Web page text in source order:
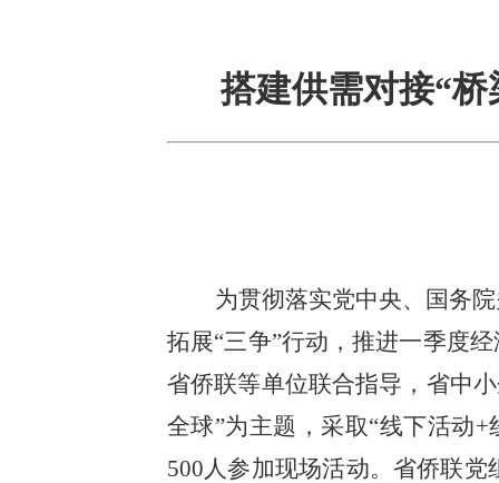
搭建供需对接“
为贯彻落实党中央、国务
拓展“三争”行动，推进一季度
省侨联等单位联合指导，省中
全球”为主题，采取“线下活动
500人参加现场活动。省侨联